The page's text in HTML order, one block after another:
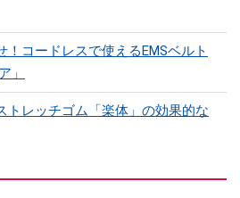
！コードレスで使えるEMSベルト
」
トレッチゴム「楽体」の効果的な